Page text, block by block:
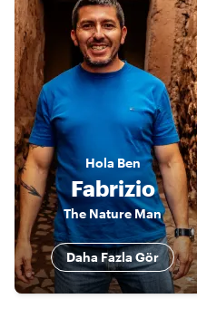
Hola Ben
Fabrizio
The Nature Man
Daha Fazla Gör